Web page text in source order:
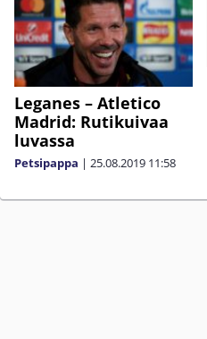
Leganes – Atletico
Madrid: Rutikuivaa
luvassa
Petsipappa | 25.08.2019 11:58